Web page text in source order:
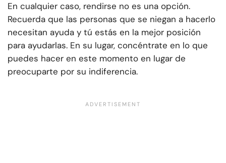
En cualquier caso, rendirse no es una opción.
Recuerda que las personas que se niegan a hacerlo
necesitan ayuda y tú estás en la mejor posición
para ayudarlas. En su lugar, concéntrate en lo que
puedes hacer en este momento en lugar de
preocuparte por su indiferencia.